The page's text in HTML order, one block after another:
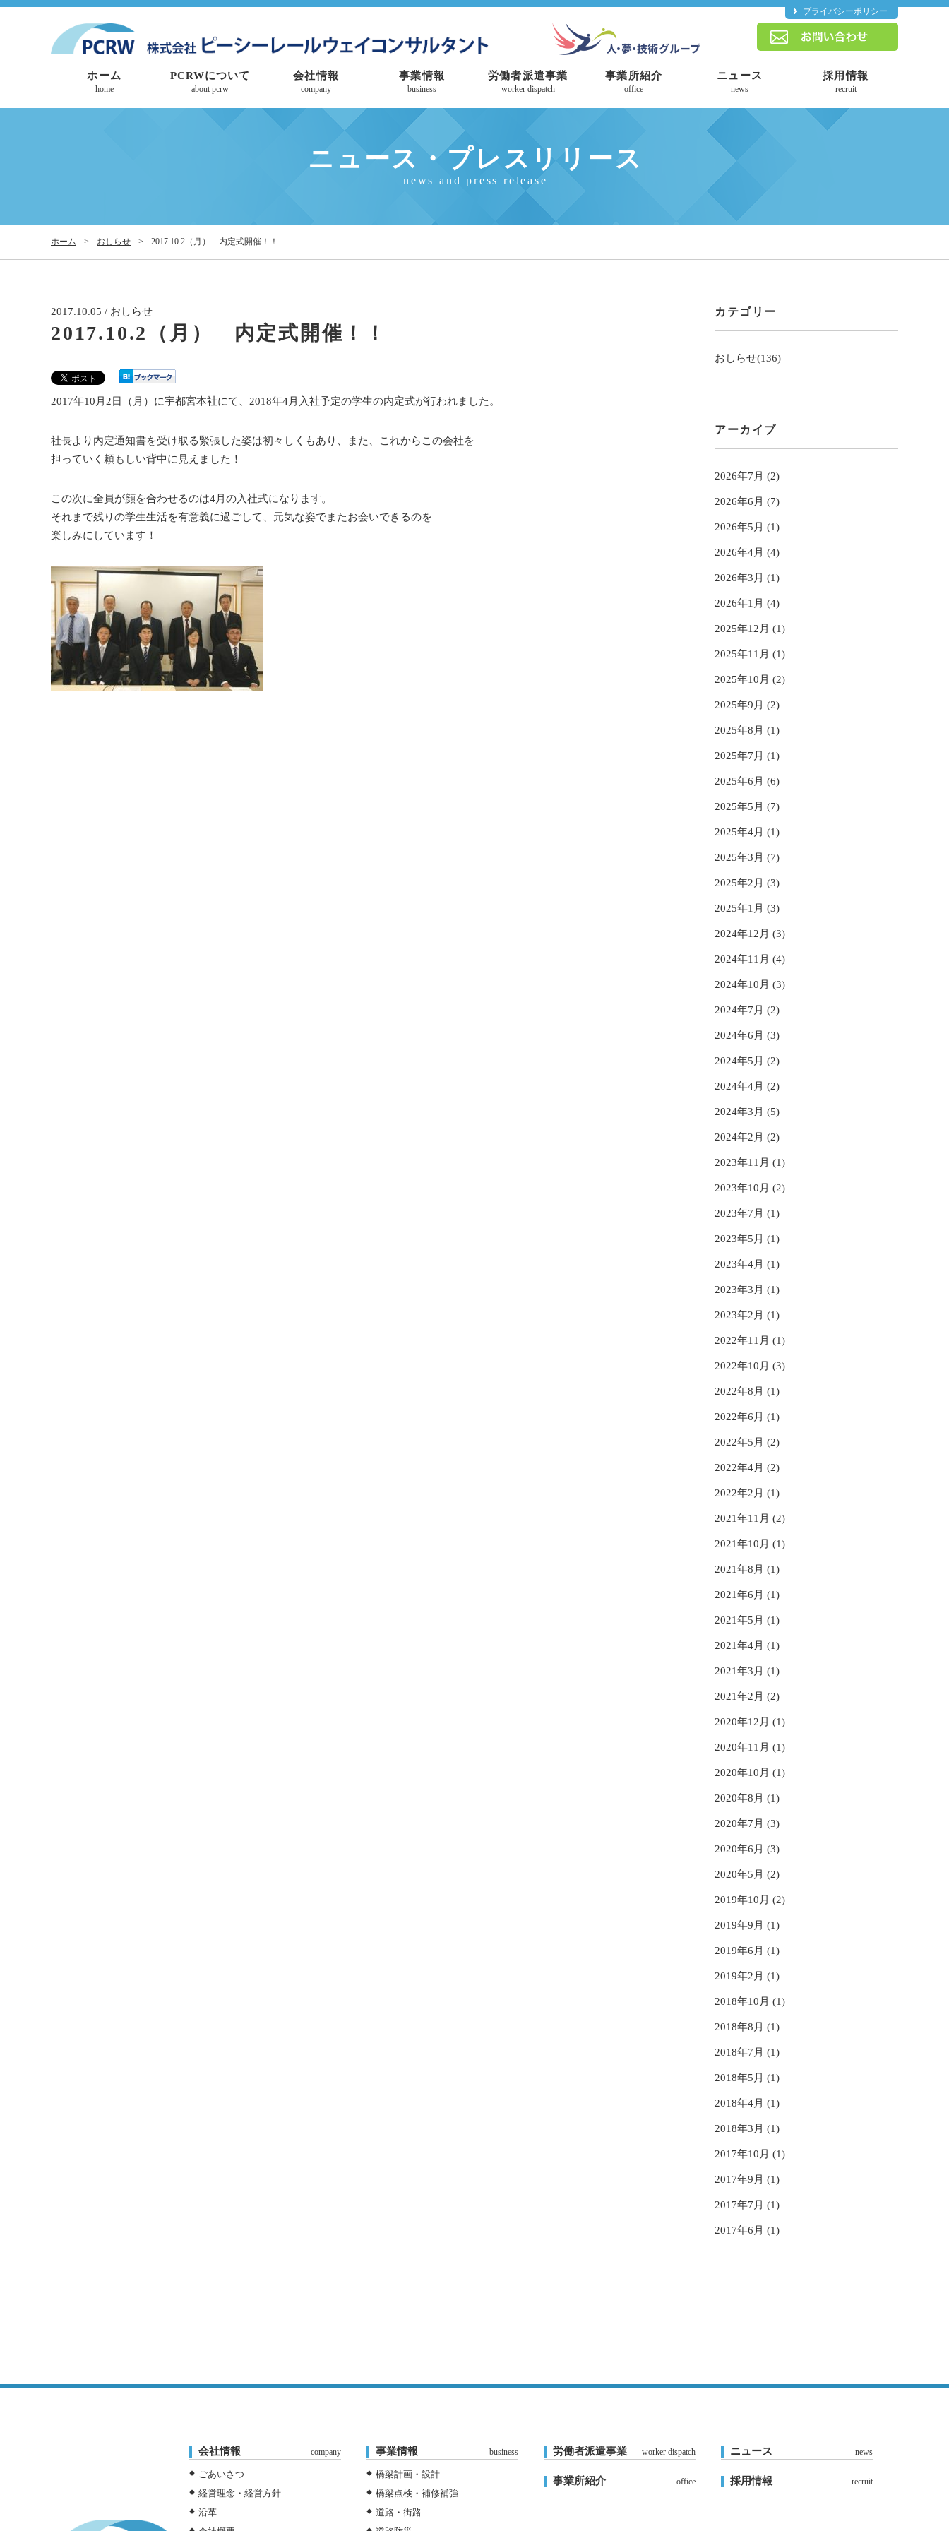
プライバシーポリシー
ホーム
home
PCRWについて
about pcrw
会社情報
company
事業情報
business
労働者派遣事業
worker dispatch
事業所紹介
office
ニュース
news
採用情報
recruit
ニュース・プレスリリース
news and press release
ホーム > おしらせ > 2017.10.2（月） 内定式開催！！
2017.10.05 / おしらせ
2017.10.2（月） 内定式開催！！
2017年10月2日（月）に宇都宮本社にて、2018年4月入社予定の学生の内定式が行われました。
社長より内定通知書を受け取る緊張した姿は初々しくもあり、また、これからこの会社を
担っていく頼もしい背中に見えました！
この次に全員が顔を合わせるのは4月の入社式になります。
それまで残りの学生生活を有意義に過ごして、元気な姿でまたお会いできるのを
楽しみにしています！
カテゴリー
おしらせ(136)
アーカイブ
2026年7月 (2)
2026年6月 (7)
2026年5月 (1)
2026年4月 (4)
2026年3月 (1)
2026年1月 (4)
2025年12月 (1)
2025年11月 (1)
2025年10月 (2)
2025年9月 (2)
2025年8月 (1)
2025年7月 (1)
2025年6月 (6)
2025年5月 (7)
2025年4月 (1)
2025年3月 (7)
2025年2月 (3)
2025年1月 (3)
2024年12月 (3)
2024年11月 (4)
2024年10月 (3)
2024年7月 (2)
2024年6月 (3)
2024年5月 (2)
2024年4月 (2)
2024年3月 (5)
2024年2月 (2)
2023年11月 (1)
2023年10月 (2)
2023年7月 (1)
2023年5月 (1)
2023年4月 (1)
2023年3月 (1)
2023年2月 (1)
2022年11月 (1)
2022年10月 (3)
2022年8月 (1)
2022年6月 (1)
2022年5月 (2)
2022年4月 (2)
2022年2月 (1)
2021年11月 (2)
2021年10月 (1)
2021年8月 (1)
2021年6月 (1)
2021年5月 (1)
2021年4月 (1)
2021年3月 (1)
2021年2月 (2)
2020年12月 (1)
2020年11月 (1)
2020年10月 (1)
2020年8月 (1)
2020年7月 (3)
2020年6月 (3)
2020年5月 (2)
2019年10月 (2)
2019年9月 (1)
2019年6月 (1)
2019年2月 (1)
2018年10月 (1)
2018年8月 (1)
2018年7月 (1)
2018年5月 (1)
2018年4月 (1)
2018年3月 (1)
2017年10月 (1)
2017年9月 (1)
2017年7月 (1)
2017年6月 (1)
会社情報 company
ごあいさつ
経営理念・経営方針
沿革
事業情報 business
橋梁計画・設計
橋梁点検・補修補強
道路・街路
労働者派遣事業 worker dispatch
事業所紹介 office
ニュース news
採用情報 recruit